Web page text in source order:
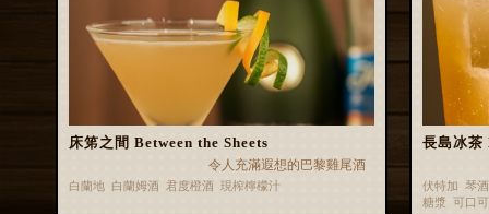
床笫之間 Between the Sheets
令人充滿遐想的巴黎雞尾酒
白蘭地 白蘭姆酒 君度橙酒 現榨檸檬汁
長島冰
伏特加 琴
糖漿 可口